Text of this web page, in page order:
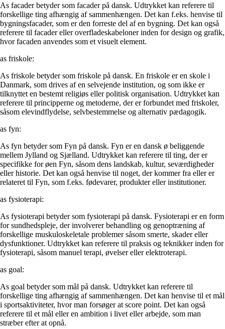
As facader betyder som facader på dansk. Udtrykket kan referere til
forskellige ting afhængig af sammenhængen. Det kan f.eks. henvise til
bygningsfacader, som er den forreste del af en bygning. Det kan også
referere til facader eller overfladeskabeloner inden for design og grafik,
hvor facaden anvendes som et visuelt element.
as friskole:
As friskole betyder som friskole på dansk. En friskole er en skole i
Danmark, som drives af en selvejende institution, og som ikke er
tilknyttet en bestemt religiøs eller politisk organisation. Udtrykket kan
referere til principperne og metoderne, der er forbundet med friskoler,
såsom elevindflydelse, selvbestemmelse og alternativ pædagogik.
as fyn:
As fyn betyder som Fyn på dansk. Fyn er en dansk ø beliggende
mellem Jylland og Sjælland. Udtrykket kan referere til ting, der er
specifikke for øen Fyn, såsom dens landskab, kultur, seværdigheder
eller historie. Det kan også henvise til noget, der kommer fra eller er
relateret til Fyn, som f.eks. fødevarer, produkter eller institutioner.
as fysioterapi:
As fysioterapi betyder som fysioterapi på dansk. Fysioterapi er en form
for sundhedspleje, der involverer behandling og genoptræning af
forskellige muskuloskeletale problemer såsom smerte, skader eller
dysfunktioner. Udtrykket kan referere til praksis og teknikker inden for
fysioterapi, såsom manuel terapi, øvelser eller elektroterapi.
as goal:
As goal betyder som mål på dansk. Udtrykket kan referere til
forskellige ting afhængig af sammenhængen. Det kan henvise til et mål
i sportsaktiviteter, hvor man forsøger at score point. Det kan også
referere til et mål eller en ambition i livet eller arbejde, som man
stræber efter at opnå.